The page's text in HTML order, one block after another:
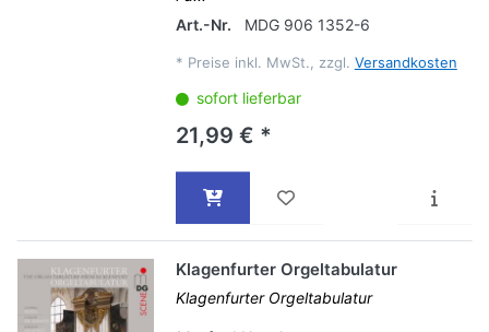
Art.-Nr.
MDG 906 1352-6
* Preise inkl. MwSt., zzgl. Versandkosten
sofort lieferbar
21,99 € *
Klagenfurter Orgeltabulatur
Klagenfurter Orgeltabulatur